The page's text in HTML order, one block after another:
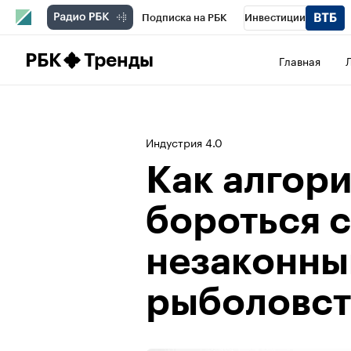
Подписка на РБК Инвестиции
РБК Тренды Главная
Индустрия 4.0
Как
бороться